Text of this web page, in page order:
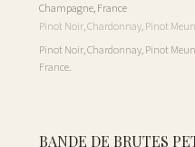
Champagne,France
Pinot Noir, Chardonnay, Pinot
Pinot Noir, Chardonnay, Pinot
France.
BANDE DE BRUTES